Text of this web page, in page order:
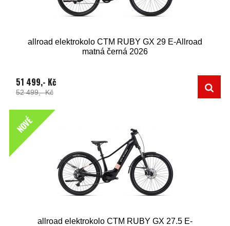
allroad elektrokolo CTM RUBY GX 29 E-Allroad
matná černá 2026
51 499,- Kč
52 499,- Kč
NOVÉ
allroad elektrokolo CTM RUBY GX 27.5 E-